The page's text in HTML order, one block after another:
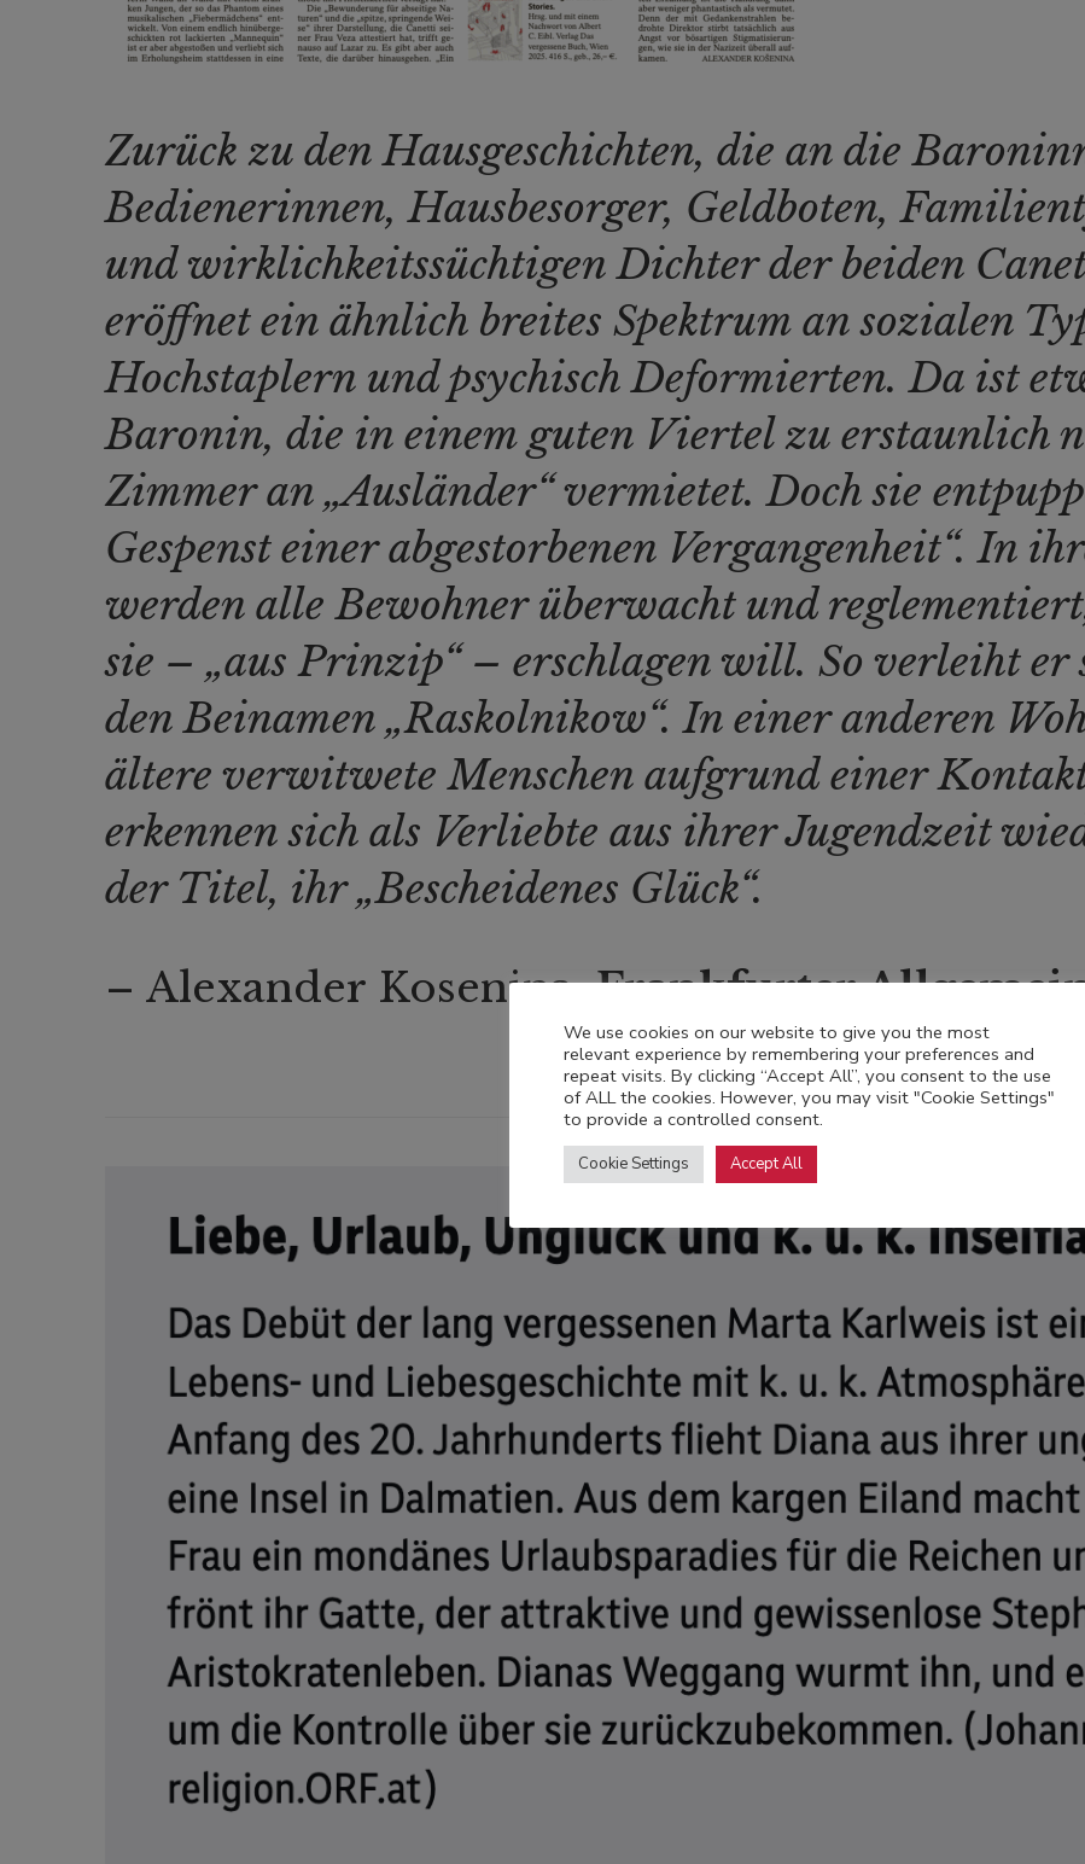
Zurück zu den Hausgeschichten, die an die
Bedienerinnen, Hausbesorger, Geldboten,
und wirklichkeitssüchtigen Dichter der beiden
eröffnet ein ähnlich breites Spektrum an sozialen
Hochstaplern und psychisch Deformierten. Da ist
Baronin, die in einem guten Viertel zu erstaunlich
Zimmer an „Ausländer“ vermietet. Doch sie
Gespenst einer abgestorbenen Vergangenheit“. In
werden alle Bewohner überwacht und
sie – „aus Prinzip“ – erschlagen will. So verleiht er
den Beinamen „Raskolnikow“. In einer anderen
ältere verwitwete Menschen aufgrund einer
erkennen sich als Verliebte aus ihrer Jugendzeit
der Titel, ihr „Bescheidenes Glück“.
– Alexander Kosenina,Frankfurter
We use cookies on our website to give you the most
relevant experience by remembering your preferences and
repeat visits. By clicking “Accept All”, you consent to the use
of ALL the cookies. However, you may visit "Cookie Settings"
to provide a controlled consent.
Cookie Settings Accept All